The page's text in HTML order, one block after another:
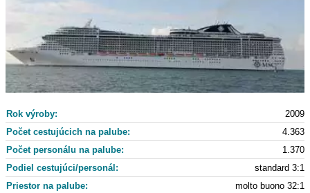
Rok výroby:
2009
Počet cestujúcich na palube:
4.363
Počet personálu na palube:
1.370
Podiel cestujúci/personál:
standard 3:1
Priestor na palube:
molto buono 32:1